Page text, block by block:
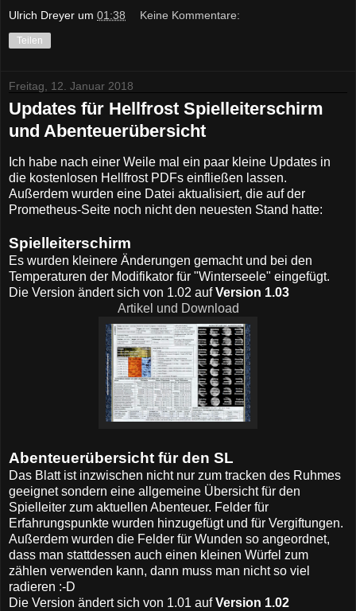
Ulrich Dreyer um 01:38 Keine Kommentare:
Teilen
Freitag, 12. Januar 2018
Updates für Hellfrost Spielleiterschirm
und Abenteuerübersicht
Ich habe nach einer Weile mal ein paar kleine Updates in
die kostenlosen Hellfrost PDFs einfließen lassen.
Außerdem wurden eine Datei aktualisiert, die auf der
Prometheus-Seite noch nicht den neuesten Stand hatte:
Spielleiterschirm
Es wurden kleinere Änderungen gemacht und bei den
Temperaturen der Modifikator für "Winterseele" eingefügt.
Die Version ändert sich von 1.02 aufVersion 1.03
Artikel und Download
Abenteuerübersicht für den SL
Das Blatt ist inzwischen nicht nur zum tracken des Ruhmes
geeignet sondern eine allgemeine Übersicht für den
Spielleiter zum aktuellen Abenteuer. Felder für
Erfahrungspunkte wurden hinzugefügt und für Vergiftungen.
Außerdem wurden die Felder für Wunden so angeordnet,
dass man stattdessen auch einen kleinen Würfel zum
zählen verwenden kann, dann muss man nicht so viel
radieren :-D
Die Version ändert sich von 1.01 aufVersion 1.02